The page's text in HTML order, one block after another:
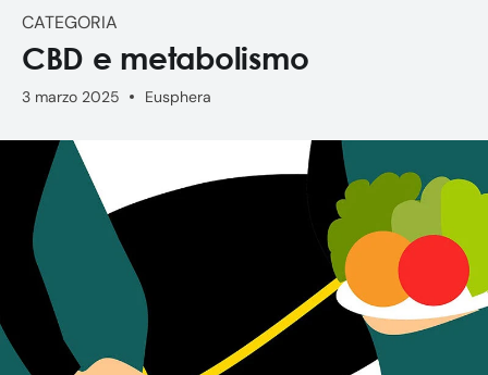
cannabinoidi
aiutare
CATEGORIA
CBD e metabolismo
3 marzo 2025 Eusphera